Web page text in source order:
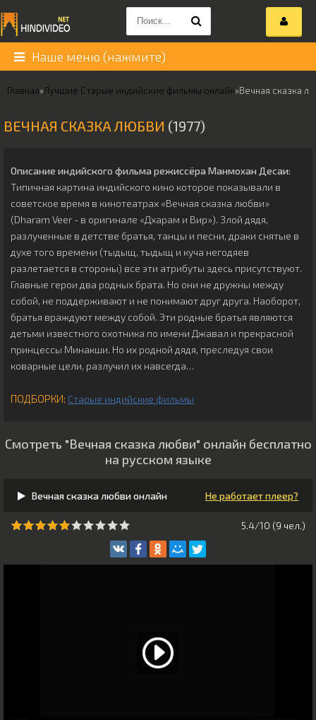
Наше меню (нажмите)
Главная»Лучшие Старые индийские фильмы онлайн»Вечная сказка
ВЕЧНАЯ СКАЗКА ЛЮБВИ (1977)
Описание индийского фильма режиссёра Манмохан Десаи:
Типичная картина индийского кино которое показывали в
советское время в кинотеатрах «Вечная сказка любви»
(Dharam Veer - в оригинале «Дхарам и Вир»). Злой дядя,
разлученные в детстве братья, танцы и песни, драки снятые в
духе того времени (тыдыщ, тыдыщ и куча негодяев
разлетается в стороны) все эти атрибуты здесь присутствуют.
Главные герои два родных брата. Но они не дружны между
собой, не поддерживают и не понимают друг друга. Наоборот,
братья враждуют между собой. Эти родные братья являются
детьми известного охотника по имени Джавал и прекрасной
принцессы Минакши. Но их родной дядя, преследуя свои
коварные цели, разлучил их навсегда…
ПОДБОРКИ: Старые индийские фильмы
Смотреть "Вечная сказка любви" онлайн бесплатно
на русском языке
Вечная сказка любви онлайн Не работает плеер?
5.4/10 (9 чeл.)